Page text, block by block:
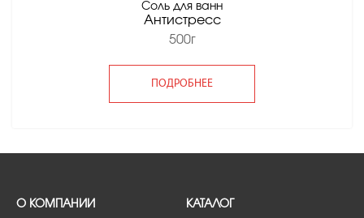
Соль для ванн
Антистресс
500г
ПОДРОБНЕЕ
О КОМПАНИИ КАТАЛОГ